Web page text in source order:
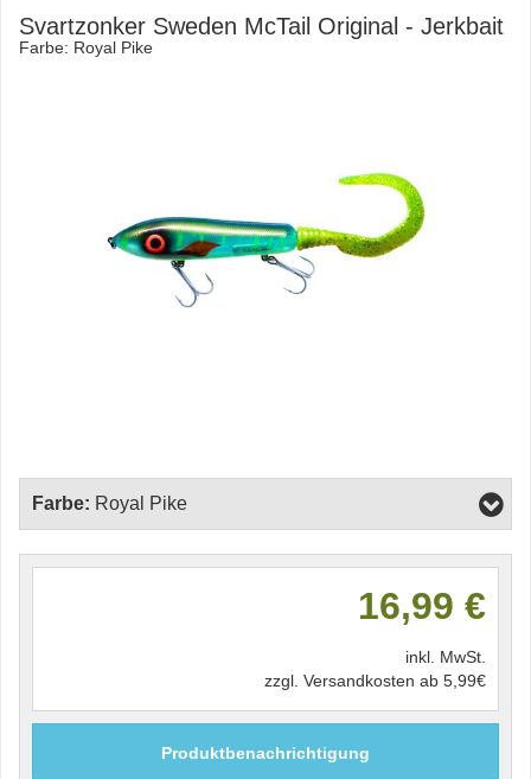
Svartzonker Sweden McTail Original - Jerkbait
Farbe: Royal Pike
Farbe: Royal Pike
16,99 €
inkl. MwSt.
zzgl. Versandkosten ab 5,99€
Produktbenachrichtigung